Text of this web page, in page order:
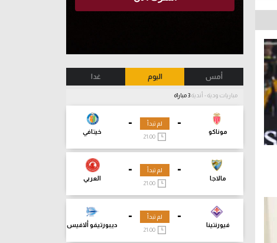
أمس اليوم غدا
مباريات ودية - أندية
-
موناكو
-
خيتافي
لم تبدأ
-
مالاجا
-
العربي
لم تبدأ
-
فيورنتينا
-
ديبورتيفو ألافيس
لم تبدأ